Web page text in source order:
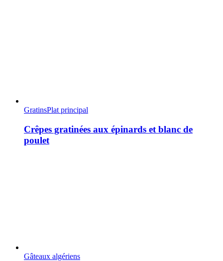
GratinsPlat principal
Crêpes gratinées aux épinards et blanc de
poulet
Gâteaux algériens